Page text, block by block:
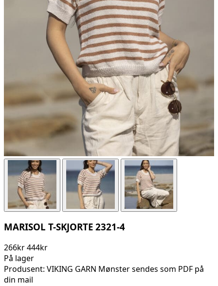
MARISOL T-SKJORTE 2321-4
266kr444kr
På lager
Produsent: VIKING GARN Mønster sendes som PDF på
din mail